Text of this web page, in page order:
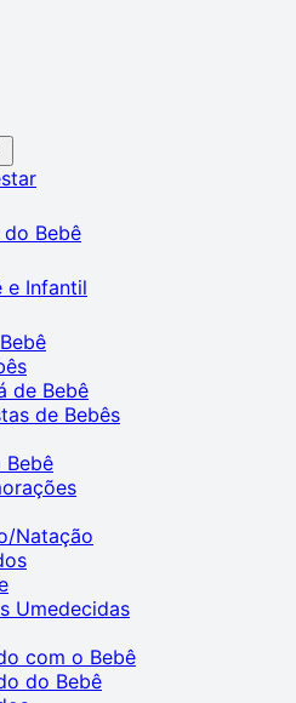
do Bebê
e Infantil
de Bebê
de Bebês
Bebê
Natação
Umedecidas
com o Bebê
do Bebê